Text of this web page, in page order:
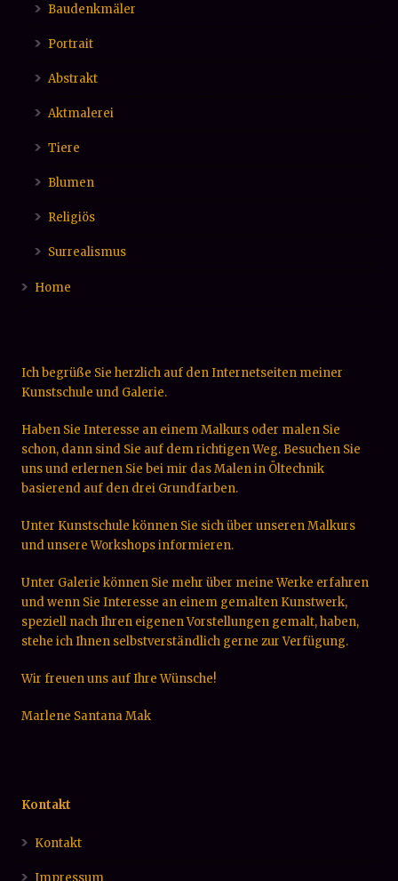
Baudenkmäler
Portrait
Abstrakt
Aktmalerei
Tiere
Blumen
Religiös
Surrealismus
Home
Ich begrüße Sie herzlich auf den Internetseiten meiner
Kunstschule und Galerie.
Haben Sie Interesse an einem Malkurs oder malen Sie
schon, dann sind Sie auf dem richtigen Weg. Besuchen Sie
uns und erlernen Sie bei mir das Malen in Öltechnik
basierend auf den drei Grundfarben.
Unter Kunstschule können Sie sich über unseren Malkurs
und unsere Workshops informieren.
Unter Galerie können Sie mehr über meine Werke erfahren
und wenn Sie Interesse an einem gemalten Kunstwerk,
speziell nach Ihren eigenen Vorstellungen gemalt, haben,
stehe ich Ihnen selbstverständlich gerne zur Verfügung.
Wir freuen uns auf Ihre Wünsche!
Marlene Santana Mak
Kontakt
Kontakt
Impressum